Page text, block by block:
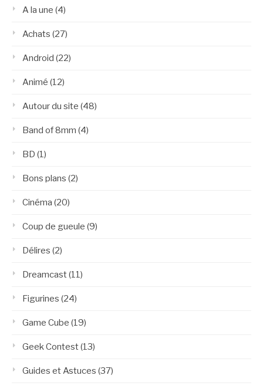
A la une (4)
Achats (27)
Android (22)
Animé (12)
Autour du site (48)
Band of 8mm (4)
BD (1)
Bons plans (2)
Cinéma (20)
Coup de gueule (9)
Délires (2)
Dreamcast(11)
Figurines (24)
Game Cube (19)
Geek Contest(13)
Guides et Astuces (37)